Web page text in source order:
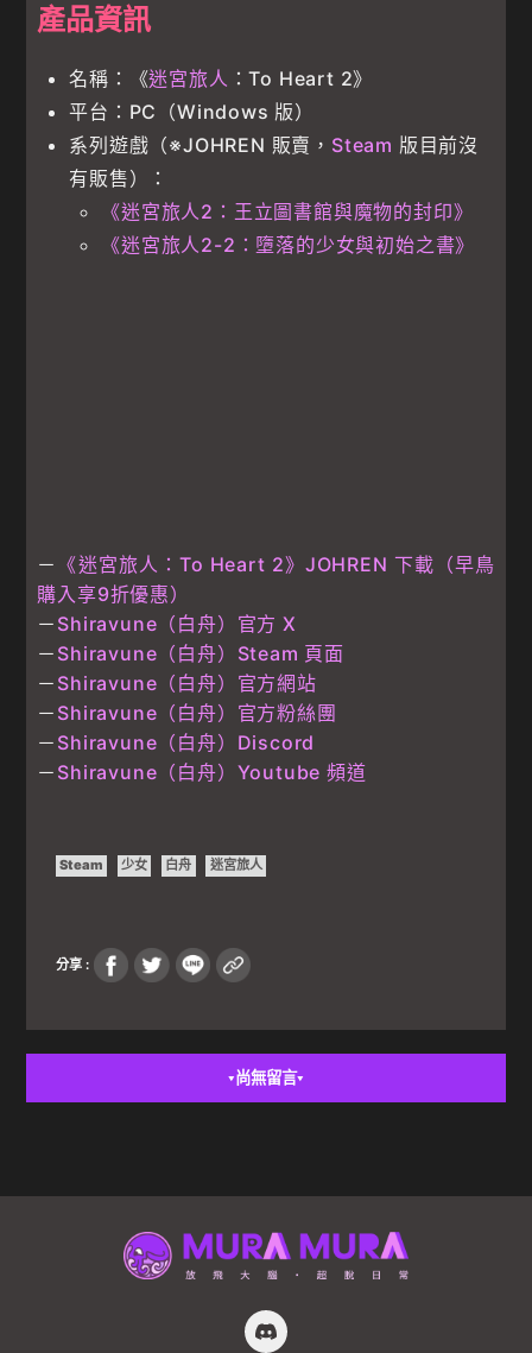
產品資訊
名稱：《迷宮旅人 ：To Heart 2》
平台：PC（Windows 版）
系列遊戲（※JOHREN 販賣， Steam 版目前沒
有販售）：
《迷宮旅人2：王立圖書館與魔物的封印》
《迷宮旅人2-2：墮落的少女與初始之書》
－ 《迷宮旅人：To Heart 2》JOHREN 下載（早鳥
購入享9折優惠）
－ Shiravune（白舟）官方 X
－ Shiravune（白舟）Steam 頁面
－ Shiravune（白舟）官方網站
－ Shiravune（白舟）官方粉絲團
－ Shiravune（白舟）Discord
－ Shiravune（白舟）Youtube 頻道
Steam 少女 白舟 迷宮旅人
分享 :
▼ 尚無留言▼